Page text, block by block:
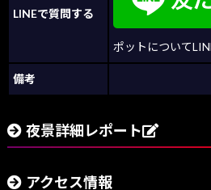
LINEで質問する
ポットについて
備考
夜景詳細レポート
アクセス情報